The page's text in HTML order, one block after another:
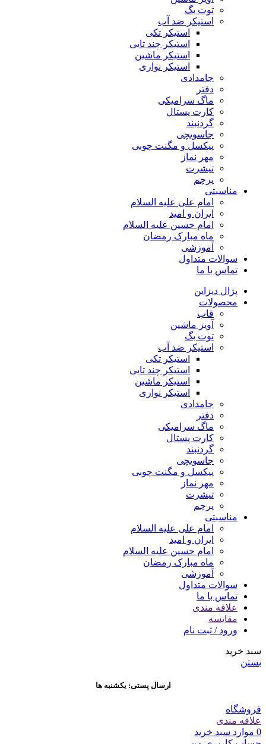
توت بگ
استیکر ضد آب
استیکر تکی
استیکر چند تایی
استیکر ماشین
استیکر نواری
جامدادی
دفتر
ماگ سرامیکی
کارت پستال
گردنبند
جاسویچی
پیکسل و مگنت چوبی
مهر نماز
تیشرت
پرچم
مناسبتی
امام علی علیه السلام
ایران و امید
امام حسین علیه السلام
ماه مبارک رمضان
آموزشی
سوالات متداول
تماس با ما
پژال دیزاین
محصولات
قاب
آویز ماشین
توت بگ
استیکر ضد آب
استیکر تکی
استیکر چند تایی
استیکر ماشین
استیکر نواری
جامدادی
دفتر
ماگ سرامیکی
کارت پستال
گردنبند
جاسویچی
پیکسل و مگنت چوبی
مهر نماز
تیشرت
پرچم
مناسبتی
امام علی علیه السلام
ایران و امید
امام حسین علیه السلام
ماه مبارک رمضان
آموزشی
سوالات متداول
تماس با ما
علاقه مندی
مقایسه
ورود / ثبت نام
سبد خرید
بستن
ارسال پستی: یکشنبه ها
فروشگاه
علاقه مندی
0 موارد سبد خرید